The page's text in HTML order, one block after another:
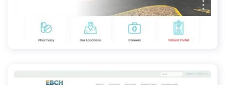
mlhealth.org